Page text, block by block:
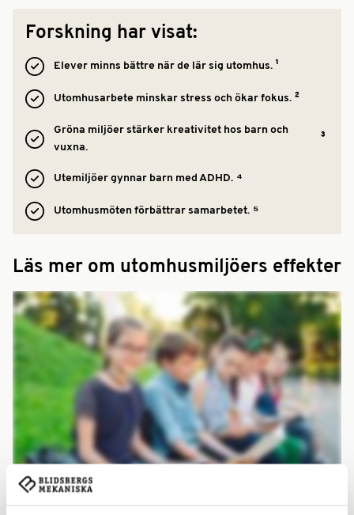
Forskning har visat:
Elever minns bättre när de lär sig utomhus. ¹
Utomhusarbete minskar stress och ökar fokus. ²
Gröna miljöer stärker kreativitet hos barn och
vuxna.
³
Utemiljöer gynnar barn med ADHD. ⁴
Utomhusmöten förbättrar samarbetet. ⁵
Läs mer om utomhusmiljöers effekter